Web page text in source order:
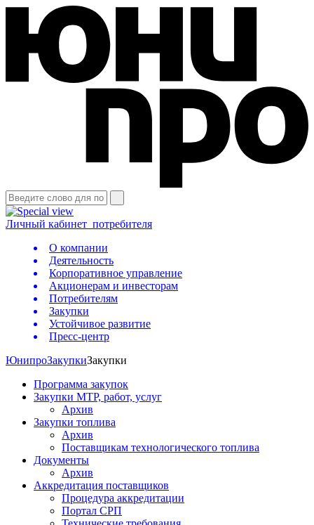
Личный кабинет потребителя
О компании
Деятельность
Корпоративное управление
Акционерам и инвесторам
Потребителям
Закупки
Устойчивое развитие
Пресс-центр
ЮнипроЗакупкиЗакупки
Программа закупок
Закупки МТР, работ, услуг
Архив
Закупки топлива
Архив
Поставщикам технологического топлива
Документы
Архив
Аккредитация поставщиков
Процедура аккредитации
Портал СРП